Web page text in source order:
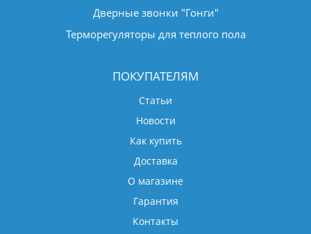
Дверные звонки "Гонги"
Терморегуляторы для теплого пола
ПОКУПАТЕЛЯМ
Статьи
Новости
Как купить
Доставка
О магазине
Гарантия
Контакты